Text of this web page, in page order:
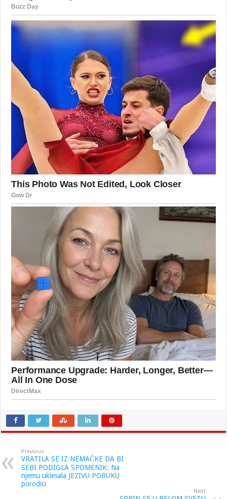
Previous
VRATILA SE IZ NEMAČKE DA BI
SEBI PODIGLA SPOMENIK: Na
njemu uklesala JEZIVU PORUKU
porodici
Next